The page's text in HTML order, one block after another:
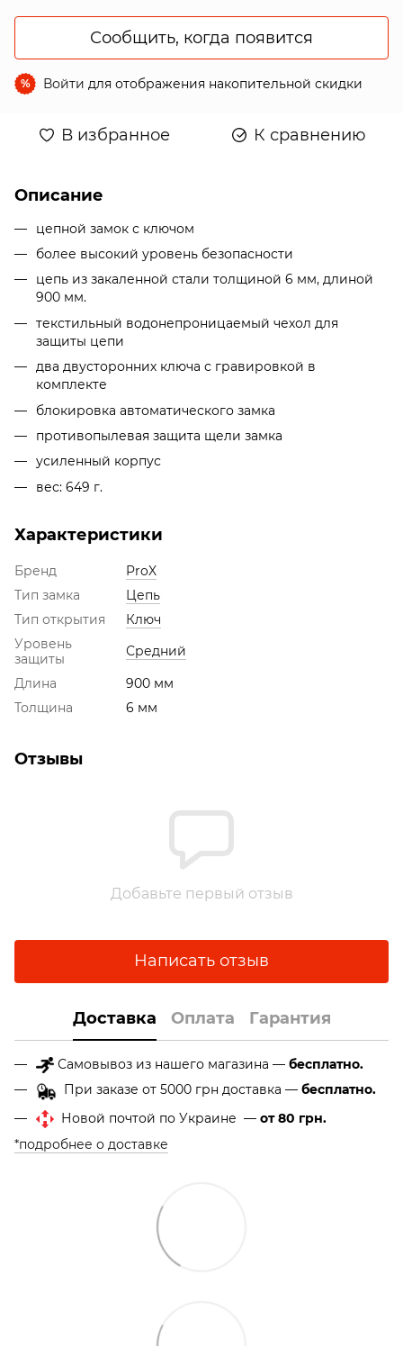
Сообщить, когда появится
% Войти для отображения накопительной скидки
В избранное К сравнению
Описание
цепной замок с ключом
более высокий уровень безопасности
цепь из закаленной стали толщиной 6 мм, длиной
900 мм.
текстильный водонепроницаемый чехол для
защиты цепи
два двусторонних ключа с гравировкой в
комплекте
блокировка автоматического замка
противопылевая защита щели замка
усиленный корпус
вес: 649 г.
Характеристики
Бренд
ProX
Тип замка
Цепь
Тип открытия
Ключ
Уровень
защиты
Средний
Длина
900 мм
Толщина
6 мм
Отзывы
Добавьте первый отзыв
Написать отзыв
Доставка Оплата Гарантия
Самовывоз из нашего магазина — бесплатно.
При заказе от 5000 грн доставка — бесплатно.
Новой почтой по Украине — от 80 грн.
*подробнее о доставке